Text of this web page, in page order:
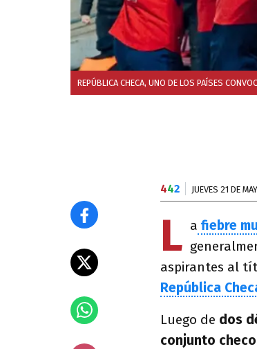
REPÚBLICA CHECA, UNO DE LOS PAÍSES
442 JUEVES 21 DE
L a fiebre
aspirantes al
República
Luego de dos
conjunto